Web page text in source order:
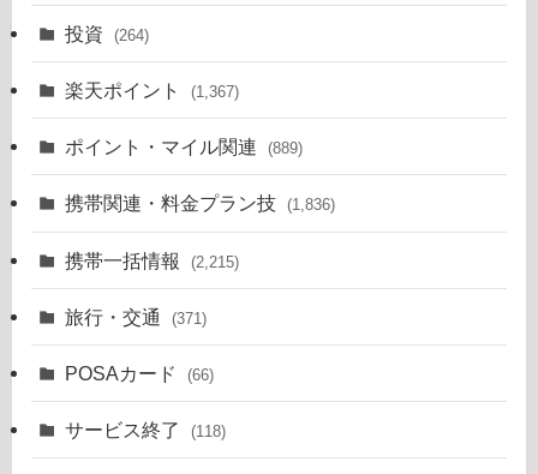
投資 (264)
楽天ポイント (1,367)
ポイント・マイル関連 (889)
携帯関連・料金プラン技 (1,836)
携帯一括情報 (2,215)
旅行・交通 (371)
POSAカード (66)
サービス終了 (118)